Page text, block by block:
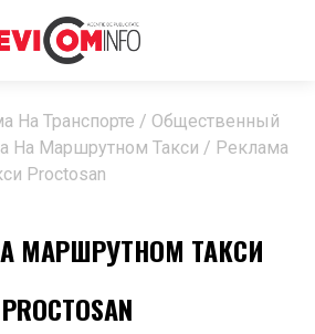
На Транспорте / Общественный
На Маршрутном Такси / Реклама
Proctosan
МАРШРУТНОМ ТАКСИ
PROCTOSAN